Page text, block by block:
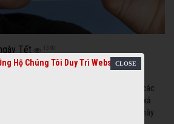
Tết 1340
uống nước ngọt. Ngày Tết cũng như vào các
thường được mẹ cho uống nước ngọt “xả
hết được các tác hại của loại nước uống này
Hộ Chúng Tôi Duy Trì Website